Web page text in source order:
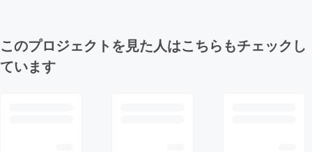
このプロジェクトを見た人はこちらもチェックし
ています